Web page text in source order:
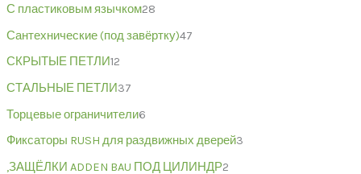
С пластиковым язычком28
Сантехнические (под завёртку)47
СКРЫТЫЕ ПЕТЛИ12
СТАЛЬНЫЕ ПЕТЛИ37
Торцевые ограничители6
Фиксаторы RUSH для раздвижных дверей3
,ЗАЩЁЛКИ ADDEN BAU ПОД ЦИЛИНДР2